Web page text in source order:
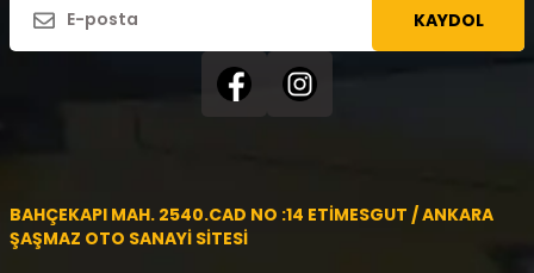
KAYDOL
BAHÇEKAPI MAH. 2540.CAD NO :14 ETİMESGUT / ANKARA
ŞAŞMAZ OTO SANAYİ SİTESİ